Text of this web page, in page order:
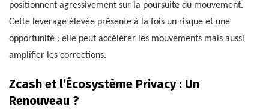
positionnent agressivement sur la poursuite du mouvement.
Cette leverage élevée présente à la fois un risque et une
opportunité : elle peut accélérer les mouvements mais aussi
amplifier les corrections.
Zcash et l’Écosystème Privacy : Un
Renouveau ?